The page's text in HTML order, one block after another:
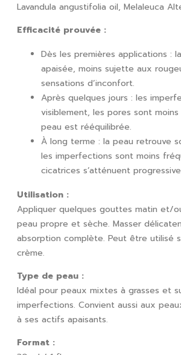
Lavandula angustifolia oil, Melaleuca
Efficacité prouvée :
Dès les premières applications :
apaisée, moins sujette aux
sensations d’inconfort.
Après quelques jours : les
visiblement, les pores sont
peau est rééquilibrée.
À long terme : la peau retrouve
les imperfections sont moins
cicatrices s’atténuent
Utilisation :
Appliquer quelques gouttes matin et/
peau propre et sèche. Masser
absorption complète. Peut être utilisé
crème.
Type de peau :
Idéal pour peaux mixtes à grasses et
imperfections. Convient aussi aux
à ses actifs apaisants.
Format :